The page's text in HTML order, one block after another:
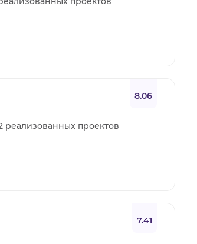
8.06
реализованных проектов
7.41